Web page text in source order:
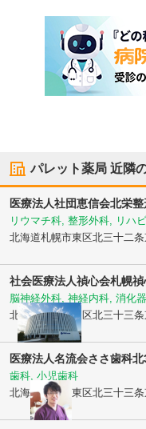
パレット薬局 近隣
医療法人社団恵信会北栄
リウマチ科, 整形外科, リハ
北海道札幌市東区北三十二
社会医療法人禎心会札幌
脳神経外科, 神経内科, 消化
北海道札幌市東区北三十三
医療法人名流会ささ歯科
歯科, 小児歯科
北海道札幌市東区北三十三